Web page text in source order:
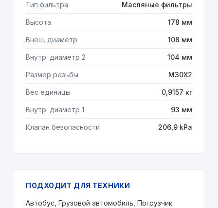
Тип фильтра Масляные фильтры
Высота 178 мм
Внеш. диаметр 108 мм
Внутр. диаметр 2 104 мм
Размер резьбы M30X2
Вес единицы 0,9157 кг
Внутр. диаметр 1 93 мм
Клапан безопасности 206,9 kPa
ПОДХОДИТ ДЛЯ ТЕХНИКИ
Автобус, Грузовой автомобиль, Погрузчик